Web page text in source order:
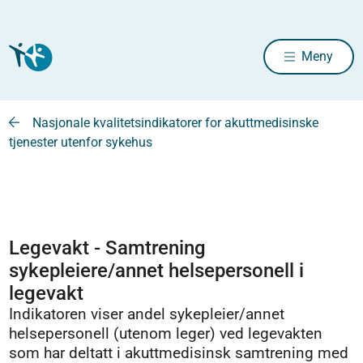
Meny
Nasjonale kvalitetsindikatorer for akuttmedisinske
tjenester utenfor sykehus
Legevakt - Samtrening
sykepleiere/annet helsepersonell i
legevakt
Indikatoren viser andel sykepleier/annet
helsepersonell (utenom leger) ved legevakten
som har deltatt i akuttmedisinsk samtrening med